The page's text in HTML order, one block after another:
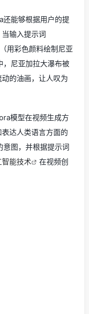
还能够根据用户的提
输入提示词
用彩色颜料绘制尼亚
，尼亚加拉大瀑布被
的油画，让人叹为
模型在视频生成方
达人类语言方面的
图，并根据提示词
智能技术
在视频创